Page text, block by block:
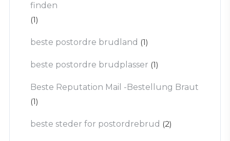
finden
(1)
beste postordre brudland (1)
beste postordre brudplasser (1)
Beste Reputation Mail -Bestellung Braut
(1)
beste steder for postordrebrud (2)